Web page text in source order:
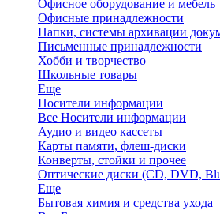
Офисное оборудование и мебель
Офисные принадлежности
Папки, системы архивации
Письменные принадлежности
Хобби и творчество
Школьные товары
Еще
Носители информации
Все Носители информации
Аудио и видео кассеты
Карты памяти, флеш-диски
Конверты, стойки и прочее
Оптические диски (CD, DVD,
Еще
Бытовая химия и средства ухода